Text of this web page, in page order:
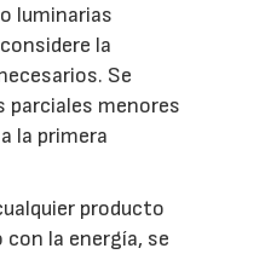
luminarias
la
Se
parciales menores
la primera
producto
la energía, se